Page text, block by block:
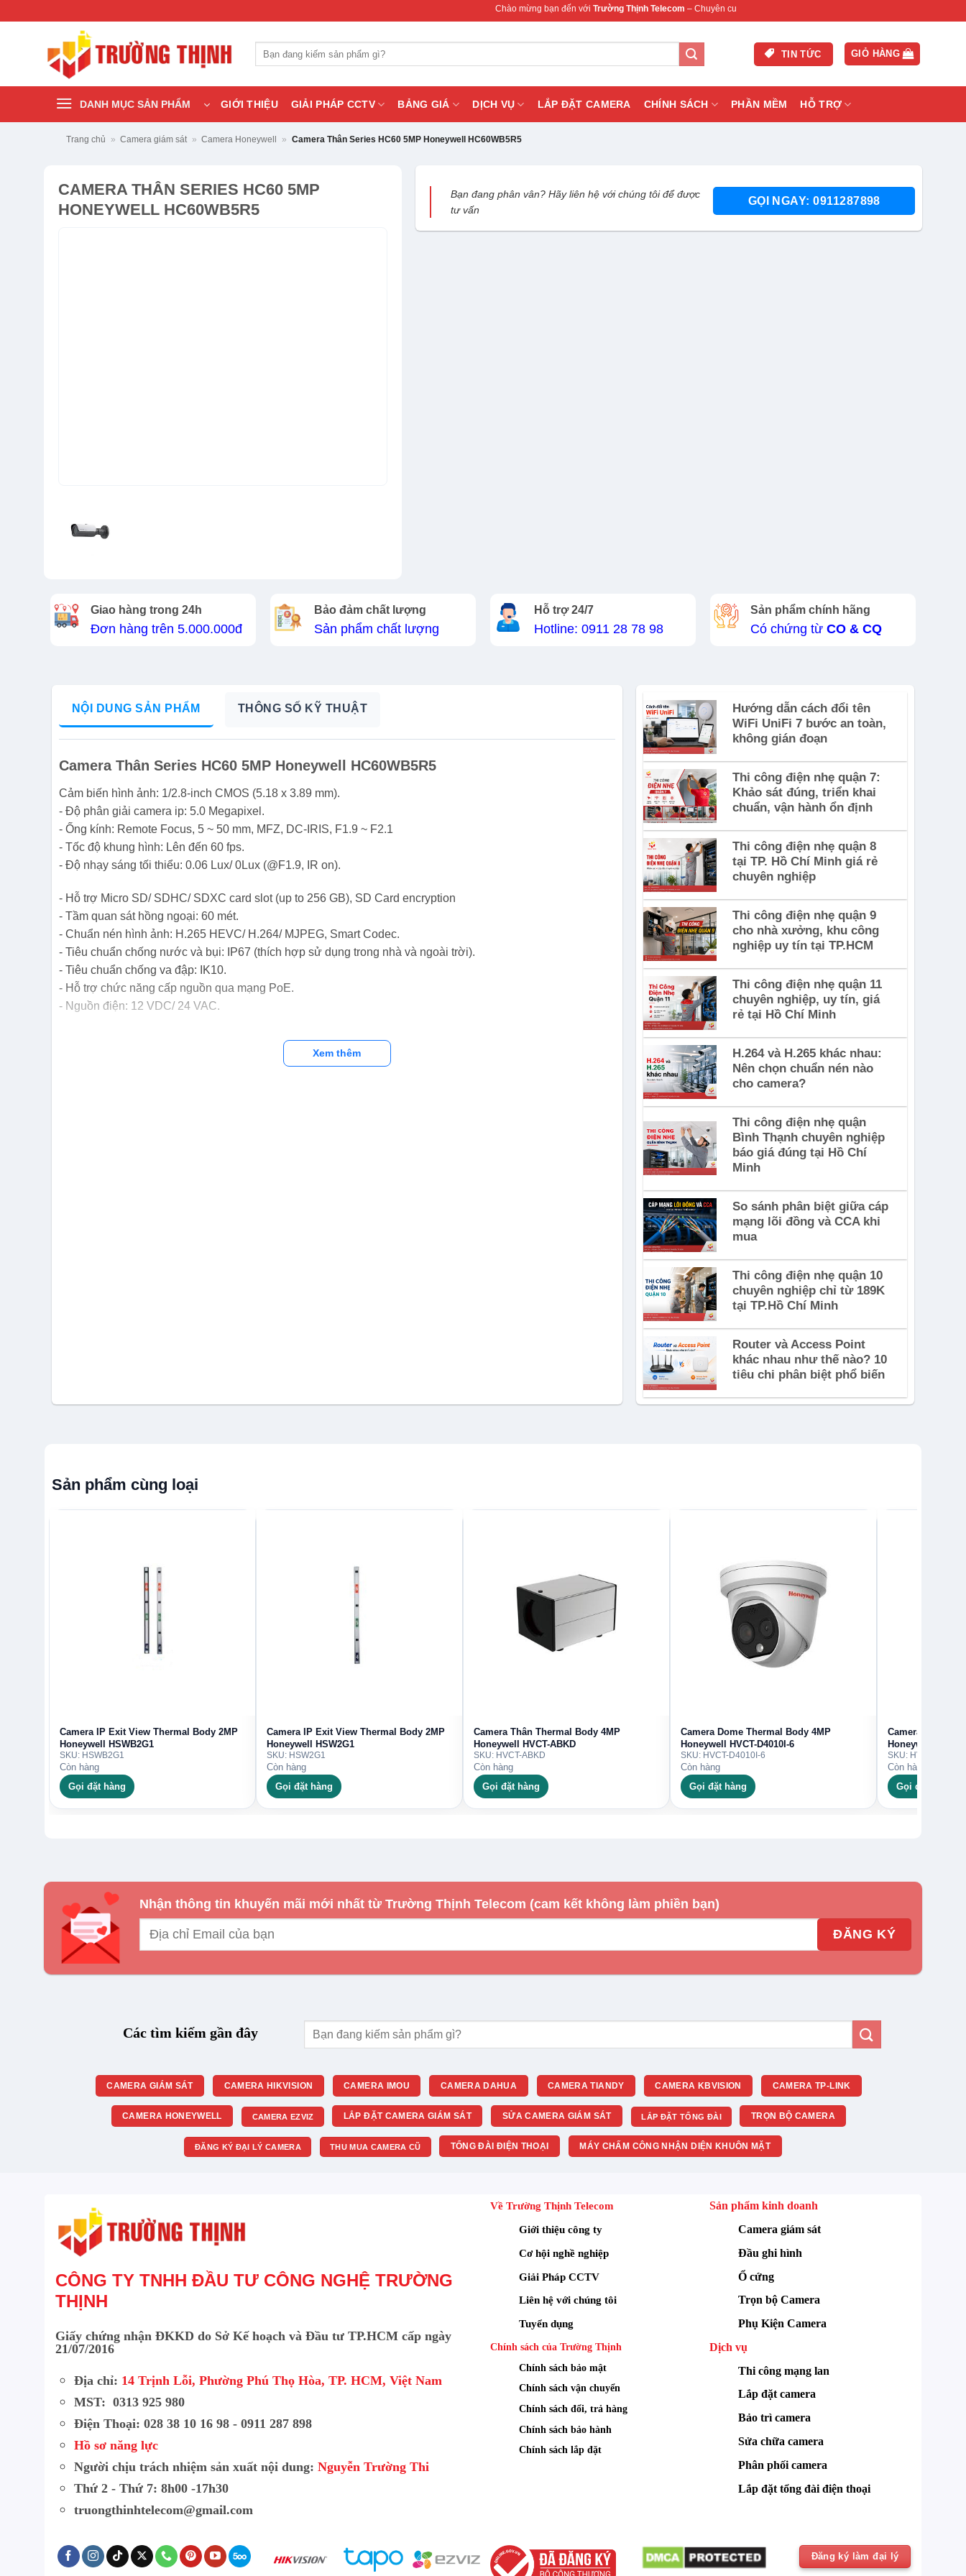
Chào mừng bạn đến vớiTrường Thịnh Telecom– Chuyên cung cấp thiết bị mạng & camera chính hãng, bảo hành , hỗ trợ nhanh.
kiếm:
TIN TỨC GIỎ HÀNG
DANH MỤC SẢN PHẨM GIỚI THIỆU GIẢI PHÁP CCTV BẢNG GIÁ DỊCH VỤ LẮP ĐẶT CAMERA CHÍNH SÁCH PHẦN MỀM HỖ TRỢ
Trang chủ » Camera giám sát » Camera Honeywell » Camera Thân Series HC60 5MP Honeywell HC60WB5R5
CAMERA THÂN SERIES HC60 5MP
HONEYWELL HC60WB5R5
Bạn đang phân vân? Hãy liên hệ với chúng tôi để được
tư vấn
GỌI NGAY: 0911287898
Giao hàng trong 24h
Đơn hàng trên 5.000.000đ
Bảo đảm chất lượng
Sản phẩm chất lượng
Hỗ trợ 24/7
Hotline: 0911 28 78 98
Sản phẩm chính hãng
Có chứng từ CO & CQ
NỘI DUNG SẢN PHẨM THÔNG SỐ KỸ THUẬT
Camera Thân Series HC60 5MP Honeywell HC60WB5R5
Cảm biến hình ảnh: 1/2.8-inch CMOS (5.18 x 3.89 mm).
- Độ phân giải camera ip: 5.0 Megapixel.
- Ống kính: Remote Focus, 5 ~ 50 mm, MFZ, DC-IRIS, F1.9 ~ F2.1
- Tốc độ khung hình: Lên đến 60 fps.
- Độ nhạy sáng tối thiểu: 0.06 Lux/ 0Lux (@F1.9, IR on).
- Hỗ trợ Micro SD/ SDHC/ SDXC card slot (up to 256 GB), SD Card encryption
- Tầm quan sát hồng ngoại: 60 mét.
- Chuẩn nén hình ảnh: H.265 HEVC/ H.264/ MJPEG, Smart Codec.
- Tiêu chuẩn chống nước và bụi: IP67 (thích hợp sử dụng trong nhà và ngoài trời).
- Tiêu chuẩn chống va đập: IK10.
- Hỗ trợ chức năng cấp nguồn qua mạng PoE.
- Nguồn điện: 12 VDC/ 24 VAC.
Xem thêm
Hướng dẫn cách đổi tên
WiFi UniFi 7 bước an toàn,
không gián đoạn
Thi công điện nhẹ quận 7:
Khảo sát đúng, triển khai
chuẩn, vận hành ổn định
Thi công điện nhẹ quận 8
tại TP. Hồ Chí Minh giá rẻ
chuyên nghiệp
Thi công điện nhẹ quận 9
cho nhà xưởng, khu công
nghiệp uy tín tại TP.HCM
Thi công điện nhẹ quận 11
chuyên nghiệp, uy tín, giá
rẻ tại Hồ Chí Minh
H.264 và H.265 khác nhau:
Nên chọn chuẩn nén nào
cho camera?
Thi công điện nhẹ quận
Bình Thạnh chuyên nghiệp
báo giá đúng tại Hồ Chí
Minh
So sánh phân biệt giữa cáp
mạng lõi đồng và CCA khi
mua
Thi công điện nhẹ quận 10
chuyên nghiệp chỉ từ 189K
tại TP.Hồ Chí Minh
Router và Access Point
khác nhau như thế nào? 10
tiêu chi phân biệt phổ biến
Sản phẩm cùng loại
Camera IP Exit View Thermal Body 2MP
Honeywell HSWB2G1
SKU: HSWB2G1
Còn hàng
Gọi đặt hàng
Camera IP Exit View Thermal Body 2MP
Honeywell HSW2G1
SKU: HSW2G1
Còn hàng
Gọi đặt hàng
Camera Thân Thermal Body 4MP
Honeywell HVCT-ABKD
SKU: HVCT-ABKD
Còn hàng
Gọi đặt hàng
Camera Dome Thermal Body 4MP
Honeywell HVCT-D4010I-6
SKU: HVCT-D4010I-6
Còn hàng
Gọi đặt hàng
Camera Dome
Honeywell HVCT-
SKU: HVCT-
Còn hàng
Gọi đặt hàng
Nhận thông tin khuyến mãi mới nhất từ Trường Thịnh Telecom (cam kết không làm phiền bạn)
Các tìm kiếm gần đây
Tìm
CAMERA GIÁM SÁT CAMERA HIKVISION CAMERA IMOU CAMERA DAHUA CAMERA TIANDY CAMERA KBVISION CAMERA TP-LINK
CAMERA HONEYWELL CAMERA EZVIZ LẮP ĐẶT CAMERA GIÁM SÁT SỬA CAMERA GIÁM SÁT LẮP ĐẶT TỔNG ĐÀI TRỌN BỘ CAMERA
ĐĂNG KÝ ĐẠI LÝ CAMERA THU MUA CAMERA CŨ TỔNG ĐÀI ĐIỆN THOẠI MÁY CHẤM CÔNG NHẬN DIỆN KHUÔN MẶT
CÔNG TY TNHH ĐẦU TƯ CÔNG NGHỆ TRƯỜNG
THỊNH
Giấy chứng nhận ĐKKD do Sở Kế hoạch và Đầu tư TP.HCM cấp ngày
21/07/2016
Địa chỉ: 14 Trịnh Lỗi, Phường Phú Thọ Hòa, TP. HCM, Việt Nam
MST: 0313 925 980
Điện Thoại: 028 38 10 16 98 - 0911 287 898
Hồ sơ năng lực
Người chịu trách nhiệm sản xuất nội dung: Nguyễn Trường Thi
Thứ 2 - Thứ 7: 8h00 -17h30
truongthinhtelecom@gmail.com
Về Trường Thịnh Telecom
Giới thiệu công ty
Cơ hội nghề nghiệp
Giải Pháp CCTV
Liên hệ với chúng tôi
Tuyển dụng
Chính sách của Trường Thịnh
Chính sách bảo mật
Chính sách vận chuyển
Chính sách đổi, trả hàng
Chính sách bảo hành
Chính sách lắp đặt
Sản phẩm kinh doanh
Camera giám sát
Đầu ghi hình
Ổ cứng
Trọn bộ Camera
Phụ Kiện Camera
Dịch vụ
Thi công mạng lan
Lắp đặt camera
Bảo trì camera
Sửa chữa camera
Phân phối camera
Lắp đặt tổng đài điện thoại
Đăng ký làm đại lý